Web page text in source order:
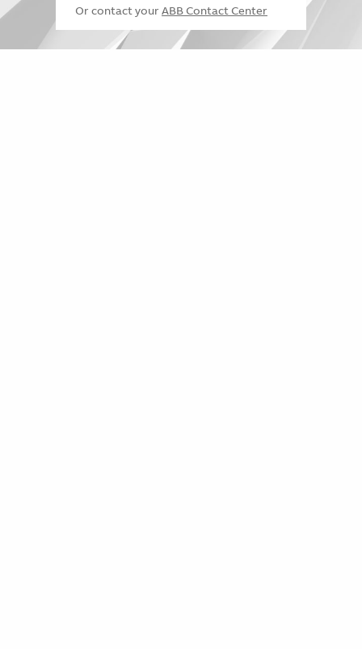
Or contact your ABB Contact Center